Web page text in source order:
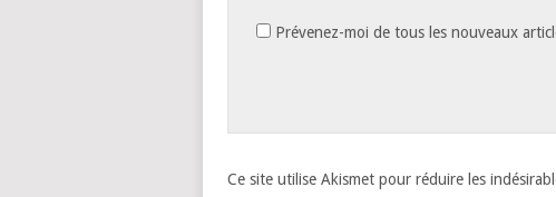
Prévenez-moi de tous les nouveaux
Ce site utilise Akismet pour réduire les